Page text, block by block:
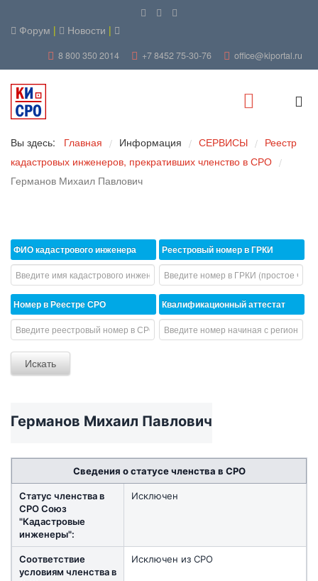
Форум | Новости |
8 800 350 2014 +7 8452 75-30-76 office@kiportal.ru
Вы здесь: Главная / Информация / СЕРВИСЫ / Реестр
кадастровых инженеров, прекративших членство в СРО /
Германов Михаил Павлович
ФИО кадастрового инженера
Номер в Реестре СРО
Реестровый номер в ГРКИ
Квалификационный аттестат
Германов Михаил Павлович
Сведения о статусе членства в СРО
Статус членства в
СРО Союз
"Кадастровые
инженеры":
Исключен
Соответствие
условиям членства в
Исключен из СРО